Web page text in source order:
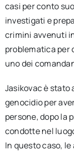
casi per conto
investigati e
crimini avvenuti
problematica per
uno dei
Jasikovac è
genocidio per
persone, dopo la
condotte nel
In questo caso,